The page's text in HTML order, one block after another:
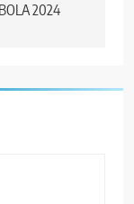
2024